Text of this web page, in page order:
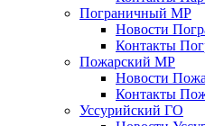
Пограничный МР
Новости
Контакты
Пожарский МР
Новости
Контакты
Уссурийский ГО